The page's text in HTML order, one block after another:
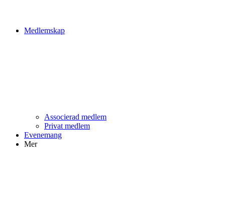
Medlemskap
Associerad medlem
Privat medlem
Evenemang
Mer